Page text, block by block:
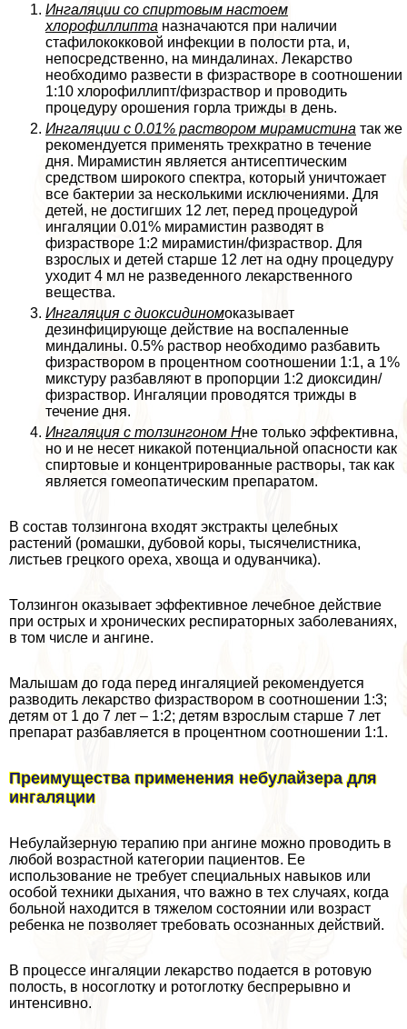
Ингаляции со спиртовым настоем
хлорофиллипта назначаются при наличии
стафилококковой инфекции в полости рта, и,
непосредственно, на миндалинах. Лекарство
необходимо развести в физрастворе в соотношении
1:10 хлорофиллипт/физраствор и проводить
процедуру орошения горла трижды в день.
Ингаляции с 0.01% раствором мирамистина так же
рекомендуется применять трехкратно в течение
дня. Мирамистин является антисептическим
средством широкого спектра, который уничтожает
все бактерии за несколькими исключениями. Для
детей, не достигших 12 лет, перед процедурой
ингаляции 0.01% мирамистин разводят в
физрастворе 1:2 мирамистин/физраствор. Для
взрослых и детей старше 12 лет на одну процедуру
уходит 4 мл не разведенного лекарственного
вещества.
Ингаляция с диоксидиномоказывает
дезинфицирующе действие на воспаленные
миндалины. 0.5% раствор необходимо разбавить
физраствором в процентном соотношении 1:1, а 1%
микстуру разбавляют в пропорции 1:2 диоксидин/
физраствор. Ингаляции проводятся трижды в
течение дня.
Ингаляция с толзингоном Нне только эффективна,
но и не несет никакой потенциальной опасности как
спиртовые и концентрированные растворы, так как
является гомеопатическим препаратом.
В состав толзингона входят экстpaкты целебных
растений (ромашки, дубовой коры, тысячелистника,
листьев грецкого ореха, хвоща и одуванчика).
Толзингон оказывает эффективное лечебное действие
при острых и хронических респираторных заболеваниях,
в том числе и ангине.
Малышам до года перед ингаляцией рекомендуется
разводить лекарство физраствором в соотношении 1:3;
детям от 1 до 7 лет – 1:2; детям взрослым старше 7 лет
препарат разбавляется в процентном соотношении 1:1.
Преимущества применения небулайзера для
ингаляции
Небулайзерную терапию при ангине можно проводить в
любой возрастной категории пациентов. Ее
использование не требует специальных навыков или
особой техники дыхания, что важно в тех случаях, когда
больной находится в тяжелом состоянии или возраст
ребенка не позволяет требовать осознанных действий.
В процессе ингаляции лекарство подается в ротовую
полость, в носоглотку и ротоглотку беспрерывно и
интенсивно.